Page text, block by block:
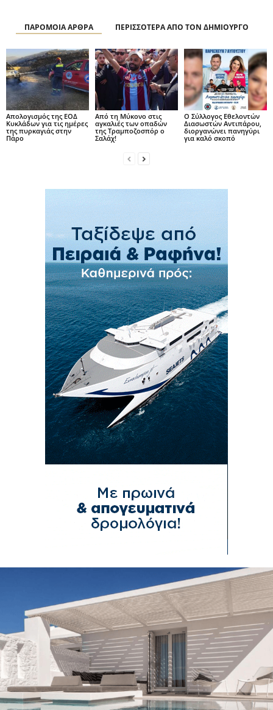
ΠΑΡΟΜΟΙΑ ΑΡΘΡΑ ΠΕΡΙΣΣΟΤΕΡΑ ΑΠΟ ΤΟΝ ΔΗΜΙΟΥΡΓΟ
Απολογισμός της ΕΟΔ
Κυκλάδων για τις ημέρες
της πυρκαγιάς στην
Πάρο
Από τη Μύκονο στις
αγκαλιές των οπαδών
της Τραμποζοσπόρ ο
Σαλάχ!
O Σύλλογος Εθελοντών
Διασωστών Αντιπάρου,
διοργανώνει πανηγύρι
για καλό σκοπό